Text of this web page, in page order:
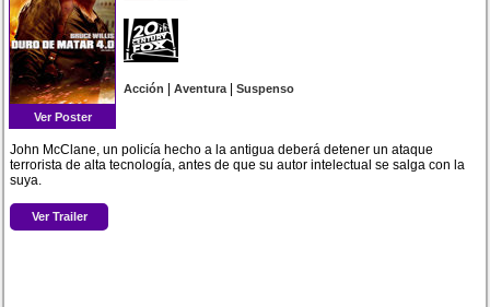
Ver Poster
Acción |Aventura|Suspenso
John McClane, un policía hecho a la antigua deberá detener un ataque
terrorista de alta tecnología, antes de que su autor intelectual se salga con la
suya.
Ver Trailer